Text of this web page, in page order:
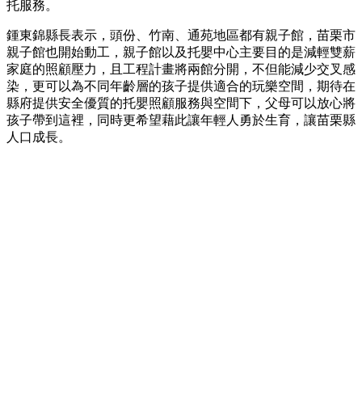
托服務。
鍾東錦縣長表示，頭份、竹南、通苑地區都有親子館，苗栗市
親子館也開始動工，親子館以及托嬰中心主要目的是減輕雙薪
家庭的照顧壓力，且工程計畫將兩館分開，不但能減少交叉感
染，更可以為不同年齡層的孩子提供適合的玩樂空間，期待在
縣府提供安全優質的托嬰照顧服務與空間下，父母可以放心將
孩子帶到這裡，同時更希望藉此讓年輕人勇於生育，讓苗栗縣
人口成長。